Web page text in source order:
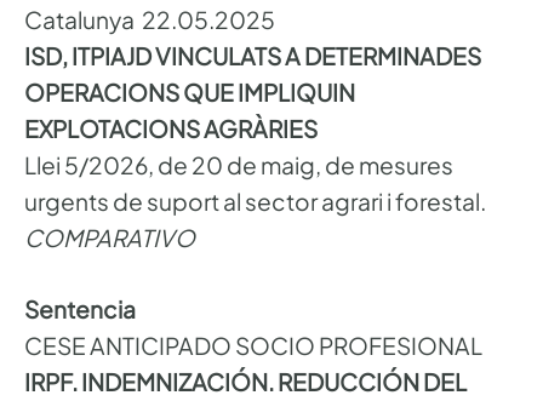
Catalunya 22.05.2025
ISD, ITPIAJD VINCULATS A DETERMINADES
OPERACIONS QUE IMPLIQUIN
EXPLOTACIONS AGRÀRIES
Llei 5/2026, de 20 de maig, de mesures
urgents de suport al sector agrari i forestal.
COMPARATIVO
Sentencia
CESE ANTICIPADO SOCIO PROFESIONAL
IRPF. INDEMNIZACIÓN. REDUCCIÓN DEL